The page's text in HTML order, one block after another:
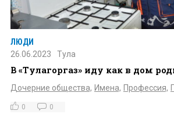
ЛЮДИ
26.06.2023
Тула
В «Тулагоргаз» иду как в дом
Дочерние общества, Имена, Профессия,
0 0